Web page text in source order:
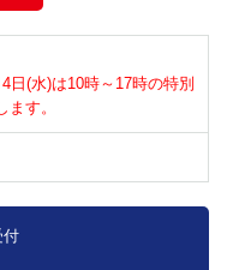
日(水)は10時～17時の特別
す。
付